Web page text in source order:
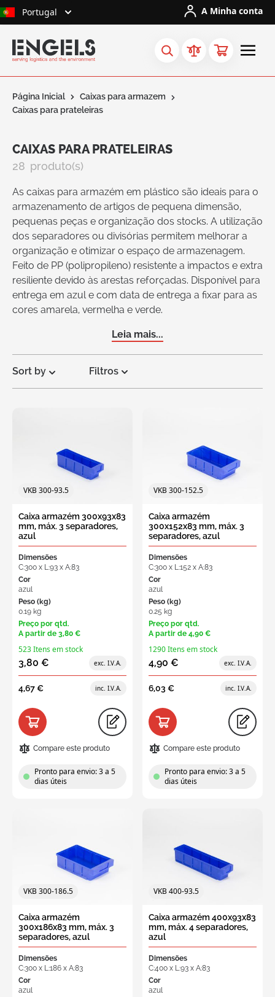
Ir para o Conteúdo
Portugal A Minha conta
Página Inicial
Caixas para armazem
Caixas para prateleiras
CAIXAS PARA PRATELEIRAS
28 produto(s)
As caixas para armazém em plástico são ideais para o
armazenamento de artigos de pequena dimensão,
pequenas peças e organização dos stocks. A utilização
dos separadores ou divisórias permitem melhorar a
organização e otimizar o espaço de armazenagem.
Feito de PP (polipropileno) resistente a impactos e extra
resiliente devido às arestas reforçadas. Disponível para
entrega em azul e com data de entrega a fixar para as
cores amarela, vermelha e verde.
Leia mais...
Sort by Filtros
VKB 300-93.5
Caixa armazém 300x93x83
mm, máx. 3 separadores,
azul
Dimensões
C:300 x L:93 x A:83
Cor
azul
Peso (kg)
0.19 kg
Preço por qtd.
A partir de 3,80 €
523 Itens em stock
3,80 €
4,67 €
Compare este produto
Pronto para envio: 3 a 5
dias úteis
VKB 300-152.5
Caixa armazém
300x152x83 mm, máx. 3
separadores, azul
Dimensões
C:300 x L:152 x A:83
Cor
azul
Peso (kg)
0.25 kg
Preço por qtd.
A partir de 4,90 €
1290 Itens em stock
4,90 €
6,03 €
Compare este produto
Pronto para envio: 3 a 5
dias úteis
VKB 300-186.5
Caixa armazém
300x186x83 mm, máx. 3
separadores, azul
Dimensões
C:300 x L:186 x A:83
Cor
azul
VKB 400-93.5
Caixa armazém 400x93x83
mm, máx. 4 separadores,
azul
Dimensões
C:400 x L:93 x A:83
Cor
azul